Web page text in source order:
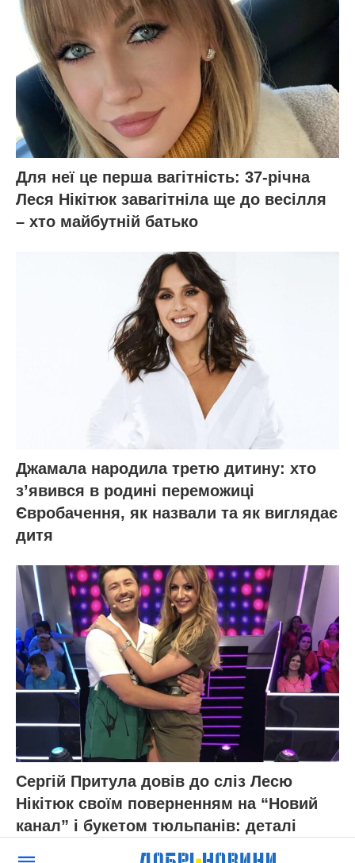
Для неї це перша вагітність: 37-річна
Леся Нікітюк завагітніла ще до весілля
– хто майбутній батько
Джамала народила третю дитину: хто
зʼявився в родині переможиці
Євробачення, як назвали та як виглядає
дитя
Сергій Притула довів до сліз Лесю
Нікітюк своїм поверненням на “Новий
канал” і букетом тюльпанів: деталі